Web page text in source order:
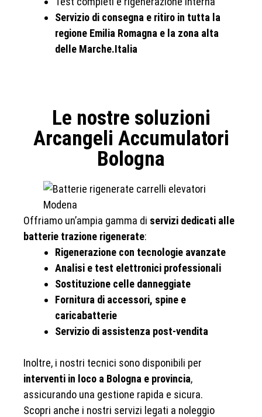
Servizio di consegna e ritiro in tutta la
regione Emilia Romagna e la zona alta
delle Marche.Italia
Le nostre soluzioni
Arcangeli Accumulatori
Bologna
Offriamo un’ampia gamma di servizi dedicati alle
batterie trazione rigenerate:
Rigenerazione con tecnologie avanzate
Analisi e test elettronici professionali
Sostituzione celle danneggiate
Fornitura di accessori, spine e
caricabatterie
Servizio di assistenza post-vendita
Inoltre, i nostri tecnici sono disponibili per
interventi in loco a Bologna e provincia,
assicurando una gestione rapida e sicura.
Scopri anche i nostri servizi legati a noleggio